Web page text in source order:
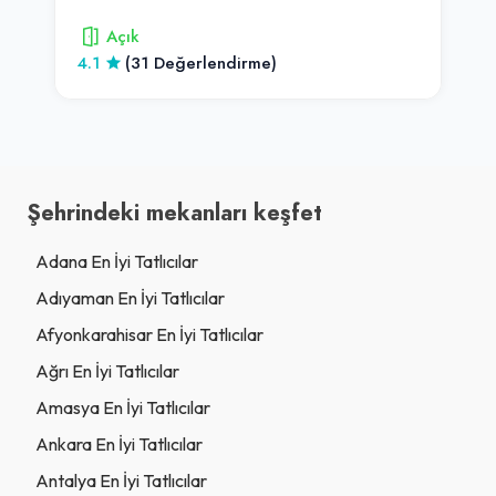
Açık
4.1
(31 Değerlendirme)
Şehrindeki mekanları keşfet
Adana En İyi Tatlıcılar
Adıyaman En İyi Tatlıcılar
Afyonkarahisar En İyi Tatlıcılar
Ağrı En İyi Tatlıcılar
Amasya En İyi Tatlıcılar
Ankara En İyi Tatlıcılar
Antalya En İyi Tatlıcılar